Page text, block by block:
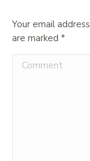
Your email
are marked *
Comment